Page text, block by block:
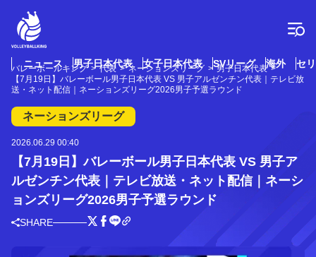
ニュース 男子日本代表 女子日本代表 SVリーグ 海外 セ
バレーボールキング 代表 ネーションズリーグ
男子日本代表
【7月19日】バレーボール男子日本代表 VS 男子アルゼンチン代表｜テレビ放
送・ネット配信｜ネーションズリーグ2026男子予選ラウンド
ネーションズリーグ
2026.06.29 00:40
【7月19日】バレーボール男子日本代表 VS 男子ア
ルゼンチン代表｜テレビ放送・ネット配信｜ネーシ
ョンズリーグ2026男子予選ラウンド
SHARE